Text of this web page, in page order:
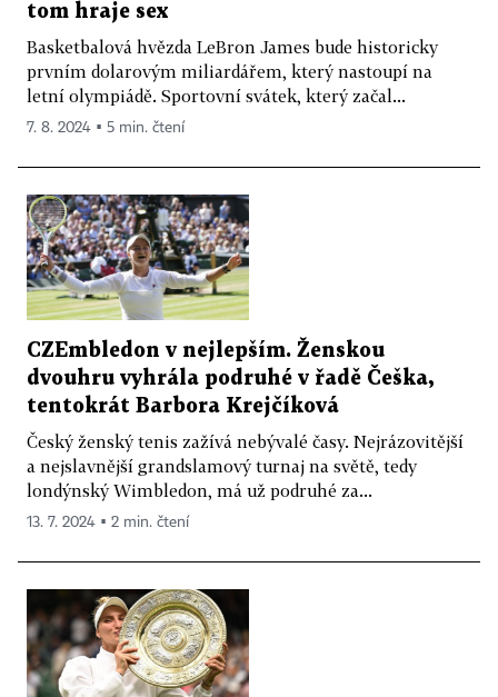
tom hraje sex
Basketbalová hvězda LeBron James bude historicky
prvním dolarovým miliardářem, který nastoupí na
letní olympiádě. Sportovní svátek, který začal...
7. 8. 2024 ▪ 5 min. čtení
CZEmbledon v nejlepším. Ženskou
dvouhru vyhrála podruhé v řadě Češka,
tentokrát Barbora Krejčíková
Český ženský tenis zažívá nebývalé časy. Nejrázovitější
a nejslavnější grandslamový turnaj na světě, tedy
londýnský Wimbledon, má už podruhé za...
13. 7. 2024 ▪ 2 min. čtení